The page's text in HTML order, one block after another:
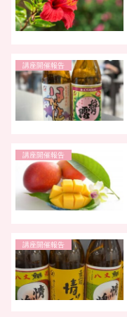
講座開催報告
講座開催報告
講座開催報告